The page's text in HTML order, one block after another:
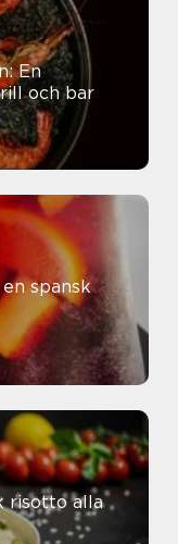
En
och bar
spansk
risotto alla